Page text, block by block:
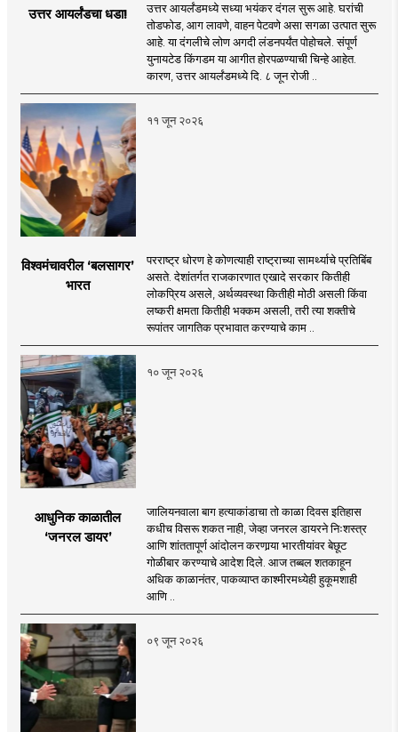
उत्तर आयर्लंडचा धडा!
उत्तर आयर्लंडमध्ये सध्या भयंकर दंगल सुरू आहे. घरांची
तोडफोड, आग लावणे, वाहन पेटवणे असा सगळा उत्पात सुरू
आहे. या दंगलीचे लोण अगदी लंडनपर्यंत पोहोचले. संपूर्ण
युनायटेड किंगडम या आगीत होरपळण्याची चिन्हे आहेत.
कारण, उत्तर आयर्लंडमध्ये दि. ८ जून रोजी ..
११ जून २०२६
विश्वमंचावरील ‘बलसागर’
भारत
परराष्ट्र धोरण हे कोणत्याही राष्ट्राच्या सामर्थ्याचे प्रतिबिंब
असते. देशांतर्गत राजकारणात एखादे सरकार कितीही
लोकप्रिय असले, अर्थव्यवस्था कितीही मोठी असली किंवा
लष्करी क्षमता कितीही भक्कम असली, तरी त्या शक्तीचे
रूपांतर जागतिक प्रभावात करण्याचे काम ..
१० जून २०२६
आधुनिक काळातील
‘जनरल डायर’
जालियनवाला बाग हत्याकांडाचा तो काळा दिवस इतिहास
कधीच विसरू शकत नाही, जेव्हा जनरल डायरने निःशस्त्र
आणि शांततापूर्ण आंदोलन करणार्‍या भारतीयांवर बेछूट
गोळीबार करण्याचे आदेश दिले. आज तब्बल शतकाहून
अधिक काळानंतर, पाकव्याप्त काश्मीरमध्येही हुकूमशाही
आणि ..
०९ जून २०२६